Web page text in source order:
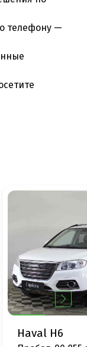
телефону —
Haval H6